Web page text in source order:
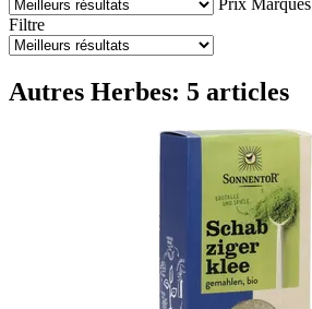
Filtre
Autres Herbes: 5 articles